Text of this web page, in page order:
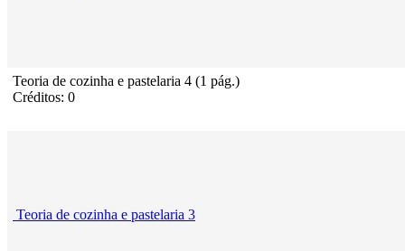
Teoria de cozinha e pastelaria 4 (1 pág.)
Créditos: 0
Teoria de cozinha e pastelaria 3